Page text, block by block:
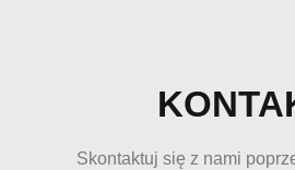
Skontaktuj się z nami